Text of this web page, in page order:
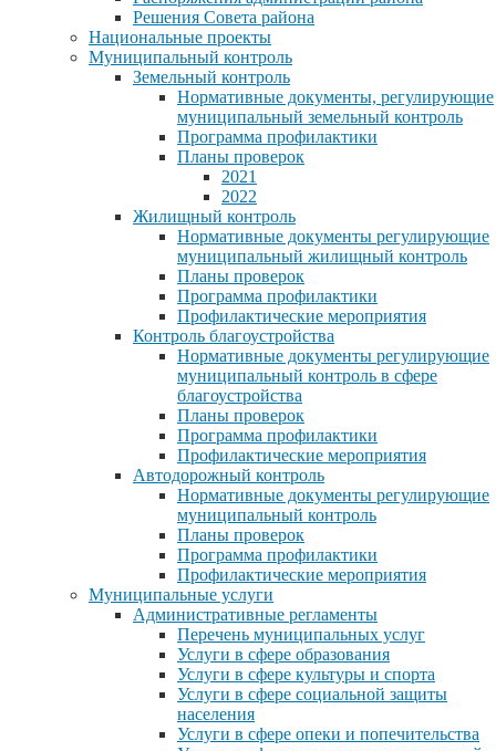
Решения Совета района
Национальные проекты
Муниципальный контроль
Земельный контроль
Нормативные документы, регулирующие
муниципальный земельный контроль
Программа профилактики
Планы проверок
2021
2022
Жилищный контроль
Нормативные документы регулирующие
муниципальный жилищный контроль
Планы проверок
Программа профилактики
Профилактические мероприятия
Контроль благоустройства
Нормативные документы регулирующие
муниципальный контроль в сфере
благоустройства
Планы проверок
Программа профилактики
Профилактические мероприятия
Автодорожный контроль
Нормативные документы регулирующие
муниципальный контроль
Планы проверок
Программа профилактики
Профилактические мероприятия
Муниципальные услуги
Административные регламенты
Перечень муниципальных услуг
Услуги в сфере образования
Услуги в сфере культуры и спорта
Услуги в сфере социальной защиты
населения
Услуги в сфере опеки и попечительства